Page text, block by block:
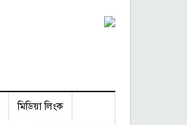
মিডিয়া লিংক